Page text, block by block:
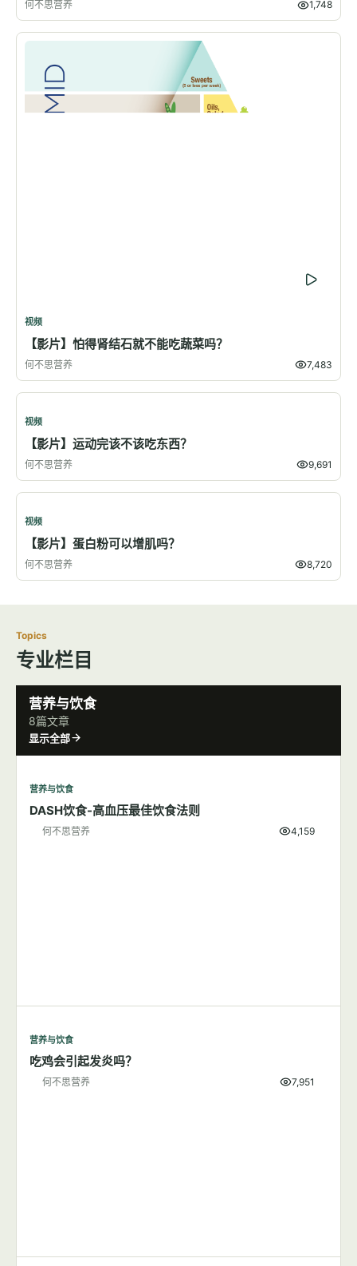
何不思营养 1,748
视频
【影片】怕得肾结石就不能吃蔬菜吗？
何不思营养 7,483
视频
【影片】运动完该不该吃东西？
何不思营养 9,691
视频
【影片】蛋白粉可以增肌吗？
何不思营养 8,720
Topics
专业栏目
营养与饮食
8篇文章
显示全部
营养与饮食
DASH饮食-高血压最佳饮食法则
何不思营养 4,159
营养与饮食
吃鸡会引起发炎吗？
何不思营养 7,951